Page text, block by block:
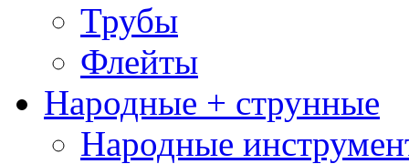
Трубы
Флейты
Народные + струнные
Народные